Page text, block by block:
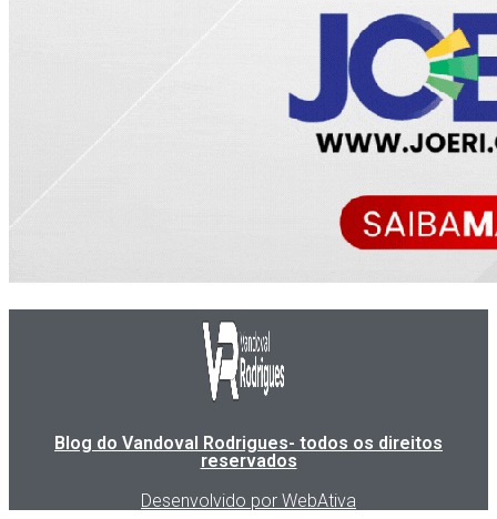
Blog do Vandoval Rodrigues- todos os direitos
reservados
Desenvolvido por WebAtiva